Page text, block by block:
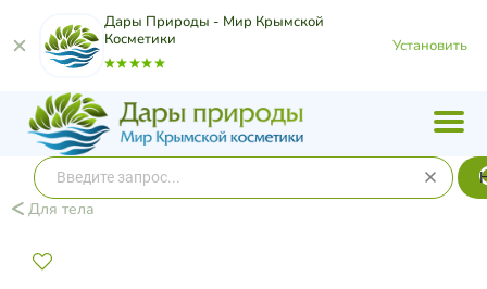
Дары Природы - Мир Крымской
Косметики
Установить
Для тела